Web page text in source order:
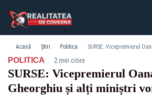
Acasă Știri Politica
POLITICA· 2 min citire
SURSE: Vicepremierul
Gheorghiu și alți miniștri